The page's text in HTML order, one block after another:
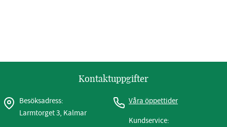
Kontaktuppgifter
Besöksadress:
Larmtorget 3, Kalmar
Våra öppettider
Kundservice: